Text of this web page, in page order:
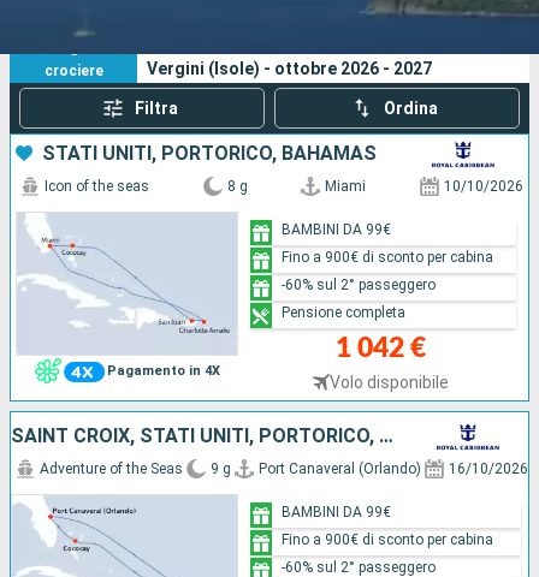
Porti
Ricerca
8
crociere
Vergini (Isole) - ottobre 2026 - 2027
Filtra Ordina
STATI UNITI, PORTORICO, BAHAMAS
Pagamento in 4X
Icon of the seas 8 g Miami 10/10/2026
1 042 €
Volo disponibile
BAMBINI DA 99€
Fino a 900€ di sconto per cabina
-60% sul 2° passeggero
Pensione completa
SAINT CROIX, STATI UNITI, PORTORICO, BAHAMAS
Adventure of the Seas 9 g Port Canaveral (Orlando) 16/10/2026
BAMBINI DA 99€
Fino a 900€ di sconto per cabina
-60% sul 2° passeggero